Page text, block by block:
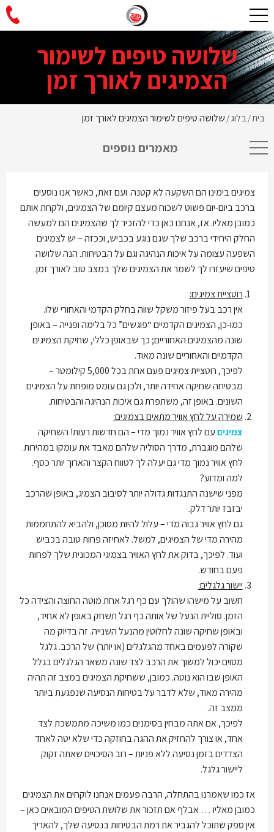
שלושה טיפים לשימור
הצמיגים לאורך זמן
בית/בלוג/ שלושה טיפים לשימור הצמיגים לאורך זמן
מאמרים נוספים
צמיגים בימינו הם השקעה לא קטנה. ועם זאת, כאשר אנו נוסעים
ברכב ביום-יום פשוט לשכוח מעצם קיומם של הצמיגים, ולקחת אותם
כמובן מאליו. אז, אנחנו כאן כדי להזכיר לך שהצמיגים הם למעשה
החלק היחידי ברכב שלך שגם נוגע בכביש, וככזה – יש לצמיגים
השפעה עצומה על איכות הנהיגה וגם על הבטיחות. הנה שלושה
טיפים שיעזרו לך לשמר את הצמיגים שלך במצב טוב לאורך זמן.
רוטציית צמיגים:
אין רכב בעל פיזור משקל שווה בחלק הקדמי והאחורי שלו.
כמו-כן, הצמיגים הקדמיים “פוגשים” כל בלימה ופנייה – באופן
שונה מהצמיגים האחוריים; כך שבאופן כללי, שחיקת הצמיגים
הקדמיים והאחוריים שונה מאוד.
לפיכך, רוטציית צמיגים פעם אחת בכל 5,000 קילומטר –
מבטיחה שחיקה אחידה יותר, ולכן גם עומס מופחת על הצמיגים
השונים. באופן זה, משתפרת גם איכות הנהיגה והבטיחות.
שמירה על לחץ אוויר מתאים בצמיגים:
צמיגיםעם לחץ אוויר נמוך מדי – הם חדשות רעות! השחיקה
שלהם מוגברת, מדרך הסוליה שלהם מאבד את עומקו במהירות.
לחץ אוויר נמוך מדי גם יעלה לך לטווח הקצר והארוך יותר כסף.
למה ומדוע?
מפני שישנה התנגדות גדולה יותר לסיבוב הצמיג, באופן שהרכב
יבזבז יותר דלק.
גם לחץ אוויר גבוה מדי – עלול להיות מסוכן, ולהביא להתחממות
מהירה מדי של הצמיגים, למשל. לאחיזה פחות טובה בכביש
ועוד. לפיכך, בדוק את לחץ האוויר בצמיגי המכונית שלך לפחות
פעם בחודש.
יישור גלגלים:
חשוב על מישהו שהולך עם כף רגל אחת מוטה החוצה והצידה כל
הזמן. סוליית הנעל של אותה כף רגל תשחק באופן לא אחיד,
ובאופן שחיקה שונה לחלוטין מהנעל השנייה. זה בדיוק מה
שקורה לפעמים באחד מהגלגלים (או יותר) של הרכב. גלגל
מסוים יכול למשוך את הרכב לצד שונה משאר הגלגלים בגלל
האופן שבו הוא נוטה. כמובן, ששחיקת הצמיגים במצב זה תהיה
מהירה מאוד, שלא לדבר על בטיחות הנסיעה שנפגעת ביותר
ממצב זה.
לפיכך, אם אתה מבחין בסימנים כמו משיכה מתמשכת לצד
אחד, או צורך להחזיק את ההגה בחוזקה כדי שלא יטה לאחד
הצדדים בזמן נסיעה ללא פניות – רוב הסיכויים שאתה זקוק
ליישור גלגל.
אז כמו שאמרנו בהתחלה, הרבה פעמים אנחנו לוקחים את הצמיגים
כמובן מאליו … אבלף אם תזכור את שלושת הטיפים המובאים כאן –
אין ספק שתוכל להגביר את רמת הבטיחות בנסיעה שלך, להאריך